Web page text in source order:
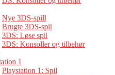
Nye 3DS-spill
Brugte 3DS-spil
3DS: Løse spil
3DS: Konsoller og tilbehør
1
Playstation 1: Spil